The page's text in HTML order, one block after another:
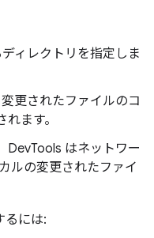
ィレクトリを指定しま
更されたファイルのコ
ます。
DevTools はネットワー
ルの変更されたファイ
るには: